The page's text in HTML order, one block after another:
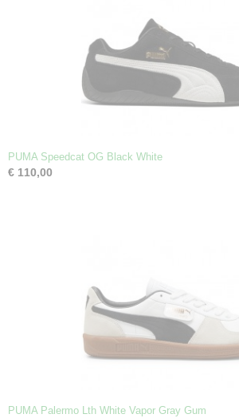
PUMA Speedcat OG Black White
€ 110,00
PUMA Palermo Lth White Vapor Gray Gum